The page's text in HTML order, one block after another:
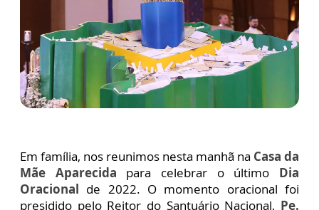
Em família, nos reunimos nesta manhã na Casa da
Mãe Aparecida para celebrar o último Dia
Oracional de 2022. O momento oracional foi
presidido pelo Reitor do Santuário Nacional, Pe.